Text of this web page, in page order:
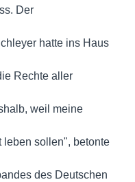
Der
hatte ins Haus
Rechte aller
weil meine
leben sollen", betonte
des Deutschen